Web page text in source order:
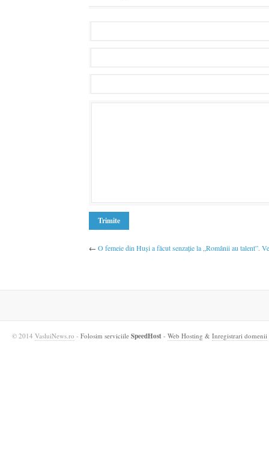
← O femeie din Huşi a făcut senzaţie la „Românii au talent”.
© 2014 VasluiNews.ro - Folosim serviciile SpeedHost - Web Hosting & Inregistrari domenii